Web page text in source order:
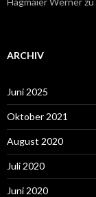
ARCHIV
Juni 2025
Oktober 2021
August 2020
Juli 2020
Juni 2020